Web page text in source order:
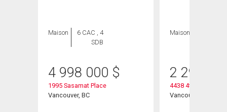
Maison
6 CAC , 4
SDB
4 998 000 $
1995 Sasamat Place
Vancouver, BC
Maison
2 298
4438 4th Avenue W
Vancouver, BC